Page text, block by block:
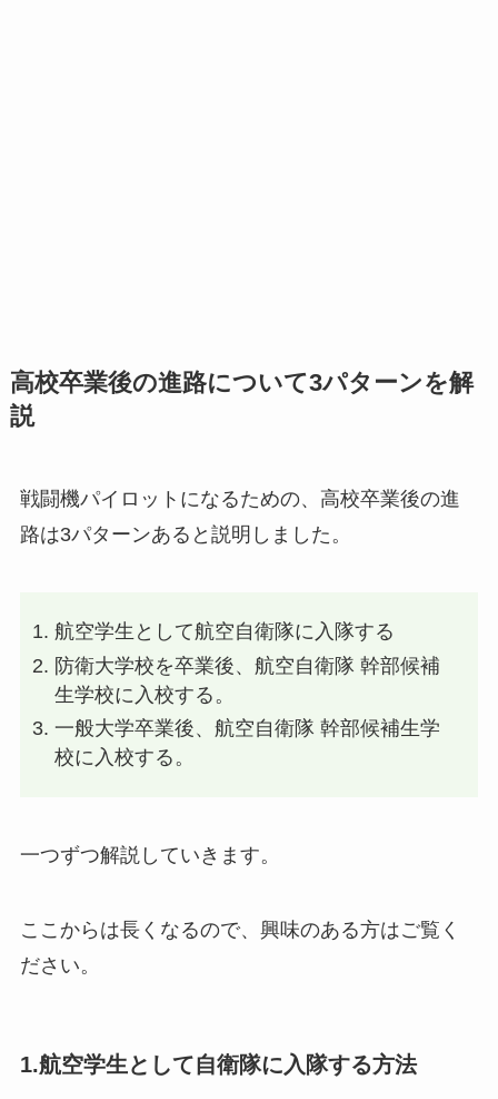
高校卒業後の進路について3パターンを解
説
戦闘機パイロットになるための、高校卒業後の進
路は3パターンあると説明しました。
航空学生として航空自衛隊に入隊する
防衛大学校を卒業後、航空自衛隊 幹部候補
生学校に入校する。
一般大学卒業後、航空自衛隊 幹部候補生学
校に入校する。
一つずつ解説していきます。
ここからは長くなるので、興味のある方はご覧く
ださい。
1.航空学生として自衛隊に入隊する方法